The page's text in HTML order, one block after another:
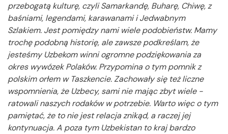
przebogatą kulturę, czyli Samarkandę, Buharę, Chiwę, z
baśniami, legendami, karawanami i Jedwabnym
Szlakiem. Jest pomiędzy nami wiele podobieństw. Mamy
trochę podobną historię, ale zawsze podkreślam, że
jesteśmy Uzbekom winni ogromne podziękowania za
okres wywózek Polaków. Przypomina o tym pomnik z
polskim orłem w Taszkencie. Zachowały się też liczne
wspomnienia, że Uzbecy, sami nie mając zbyt wiele -
ratowali naszych rodaków w potrzebie. Warto więc o tym
pamiętać, że to nie jest relacja znikąd, a raczej jej
kontynuacja. A poza tym Uzbekistan to kraj bardzo